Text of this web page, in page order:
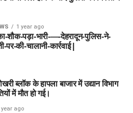
1 year ago
शौक-पड़ा-भारी-—-देहरादून-पुलिस-ने-
की-चालानी-कार्रवाई |
ब्लॉक के हापला बाजार में उद्यान विभाग
में मौत हो गई।
year ago